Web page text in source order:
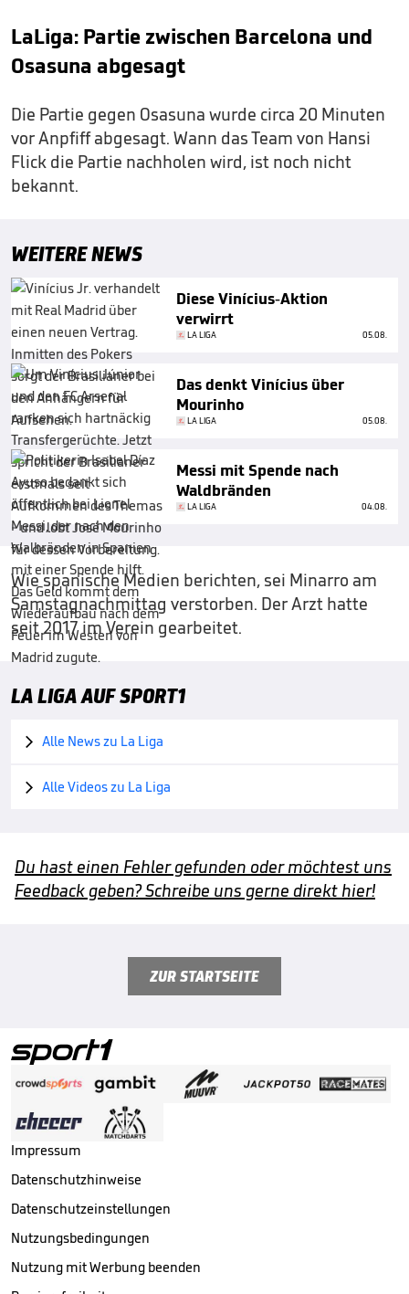
LaLiga: Partie zwischen Barcelona und
Osasuna abgesagt
Die Partie gegen Osasuna wurde circa 20 Minuten
vor Anpfiff abgesagt. Wann das Team von Hansi
Flick die Partie nachholen wird, ist noch nicht
bekannt.
WEITERE NEWS
Diese Vinícius-Aktion
verwirrt
LA LIGA 05.08.
Das denkt Vinícius über
Mourinho
LA LIGA 05.08.
Messi mit Spende nach
Waldbränden
LA LIGA 04.08.
Wie spanische Medien berichten, sei Minarro am
Samstagnachmittag verstorben. Der Arzt hatte
seit 2017 im Verein gearbeitet.
LA LIGA AUF SPORT1
 Alle News zu La Liga
 Alle Videos zu La Liga
Du hast einen Fehler gefunden oder möchtest uns
Feedback geben? Schreibe uns gerne direkt hier!
ZUR STARTSEITE
Impressum
Datenschutzhinweise
Datenschutzeinstellungen
Nutzungsbedingungen
Nutzung mit Werbung beenden